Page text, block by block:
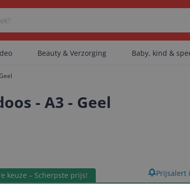
Er zijn geen categorieën gevonden.
Er zijn geen artikelen gevonden.
Beauty & Verzorging Baby, kind &
- A3 - Geel
keuze – Scherpste prijs! Prijsalert